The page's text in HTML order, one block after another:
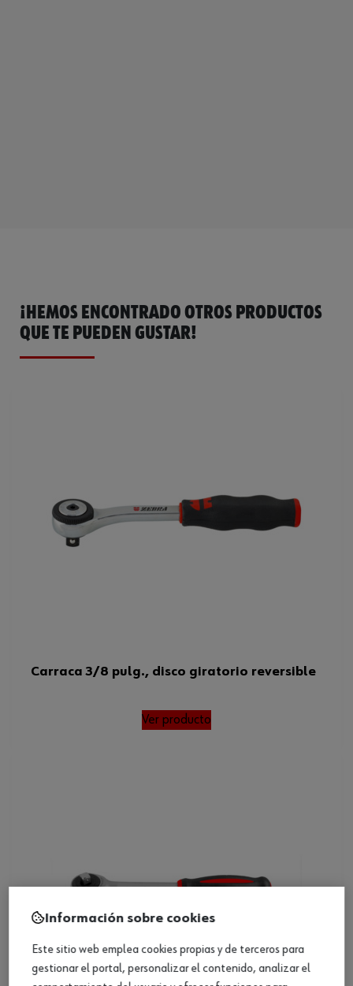
¡HEMOS ENCONTRADO OTROS PRODUCTOS
QUE TE PUEDEN GUSTAR!
Carraca 3/8 pulg., disco giratorio reversible
Ver producto
Información sobre cookies
Este sitio web emplea cookies propias y de terceros para
gestionar el portal, personalizar el contenido, analizar el